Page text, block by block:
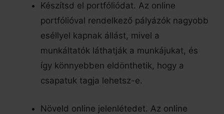
Készítsd el portfóliódat. Az online
portfólióval rendelkező pályázók nagyobb
eséllyel kapnak állást, mivel a
munkáltatók láthatják a munkájukat, és
így könnyebben eldönthetik, hogy a
csapatuk tagja lehetsz-e.
Növeld online jelenlétedet. Az online